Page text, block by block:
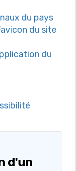
du pays
du site
du
d'un